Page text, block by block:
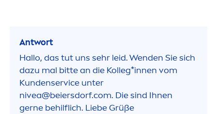
Antwort
Hallo, das tut uns sehr leid. Wenden Sie sich
dazu mal bitte an die Kolleg*innen vom
Kundenservice unter
nivea@beiersdorf.com. Die sind Ihnen
gerne behilflich. Liebe Grüße